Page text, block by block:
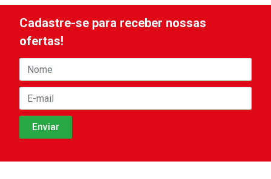
Cadastre-se para receber nossas
ofertas!